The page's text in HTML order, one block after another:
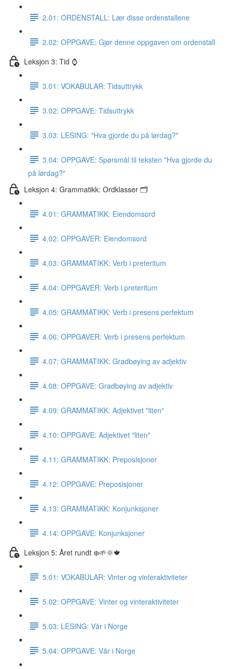
2.01: ORDENSTALL: Lær disse ordenstallene
2.02: OPPGAVE: Gjør denne oppgaven om ordenstall
Leksjon 3: Tid ⌚️
3.01: VOKABULAR: Tidsuttrykk
3.02: OPPGAVE: Tidsuttrykk
3.03: LESING: "Hva gjorde du på lørdag?"
3.04: OPPGAVE: Spørsmål til teksten "Hva gjorde du
på lørdag?"
Leksjon 4: Grammatikk: Ordklasser 🗂
4.01: GRAMMATIKK: Eiendomsord
4.02: OPPGAVER: Eiendomsord
4.03: GRAMMATIKK: Verb i preteritum
4.04: OPPGAVER: Verb i preteritum
4.05: GRAMMATIKK: Verb i presens perfektum
4.06: OPPGAVER: Verb i presens perfektum
4.07: GRAMMATIKK: Gradbøying av adjektiv
4.08: OPPGAVE: Gradbøying av adjektiv
4.09: GRAMMATIKK: Adjektivet "liten"
4.10: OPPGAVE: Adjektivet "liten"
4.11: GRAMMATIKK: Preposisjoner
4.12: OPPGAVE: Preposisjoner
4.13: GRAMMATIKK: Konjunksjoner
4.14: OPPGAVE: Konjunksjoner
Leksjon 5: Året rundt ❄️🌱🌞🍁
5.01: VOKABULAR: Vinter og vinteraktiviteter
5.02: OPPGAVE: Vinter og vinteraktiviteter
5.03: LESING: Vår i Norge
5.04: OPPGAVE: Vår i Norge